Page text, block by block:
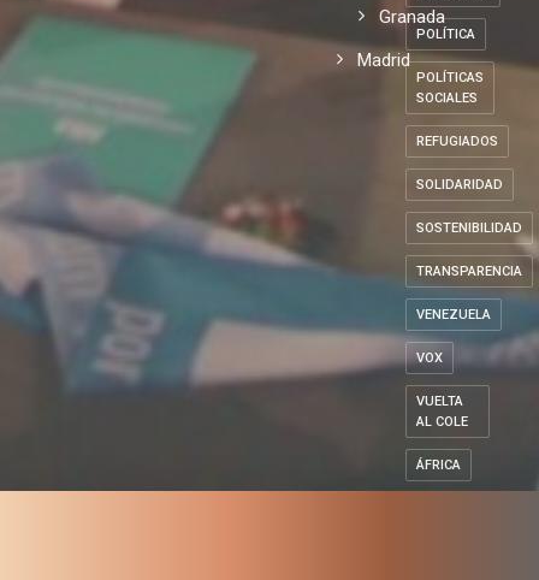
Granada
Madrid
POLÍTICA
POLÍTICAS
SOCIALES
REFUGIADOS
SOLIDARIDAD
SOSTENIBILIDAD
TRANSPARENCIA
VENEZUELA
VOX
VUELTA
AL COLE
ÁFRICA